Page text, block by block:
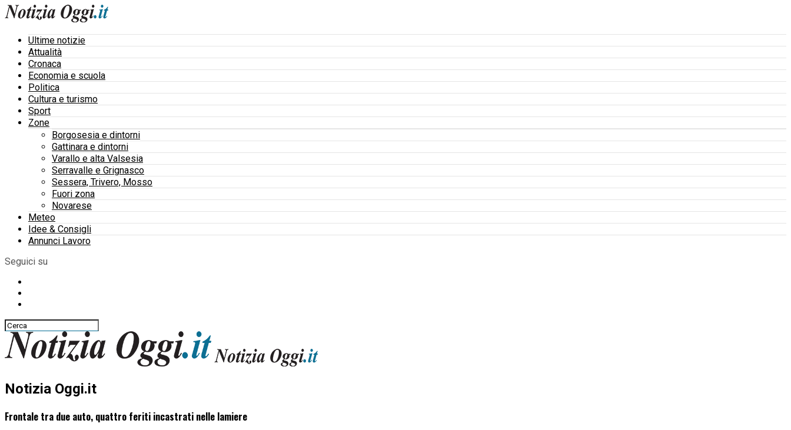
Ultime notizie
Attualità
Cronaca
Economia e scuola
Politica
Cultura e turismo
Sport
Zone
Borgosesia e dintorni
Gattinara e dintorni
Varallo e alta Valsesia
Serravalle e Grignasco
Sessera, Trivero, Mosso
Fuori zona
Novarese
Meteo
Idee & Consigli
Annunci Lavoro
Seguici su
Notizia Oggi.it
Frontale tra due auto, quattro feriti incastrati nelle lamiere